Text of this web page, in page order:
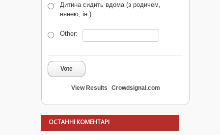
Дитина сидить вдома (з родичем,
нянею, ін.)
Other:
Vote
View Results Crowdsignal.com
ОСТАННІ КОМЕНТАРІ